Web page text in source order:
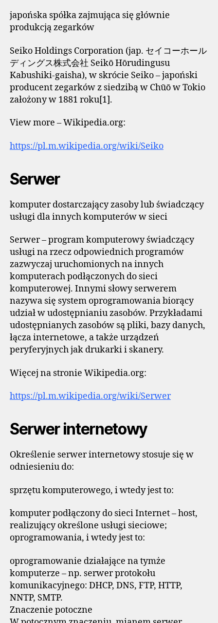
japońska spółka zajmująca się głównie
produkcją zegarków
Seiko Holdings Corporation (jap. セイコーホール
ディングス株式会社 Seikō Hōrudingusu
Kabushiki-gaisha), w skrócie Seiko – japoński
producent zegarków z siedzibą w Chūō w Tokio
założony w 1881 roku[1].
View more – Wikipedia.org:
https://pl.m.wikipedia.org/wiki/Seiko
Serwer
komputer dostarczający zasoby lub świadczący
usługi dla innych komputerów w sieci
Serwer – program komputerowy świadczący
usługi na rzecz odpowiednich programów
zazwyczaj uruchomionych na innych
komputerach podłączonych do sieci
komputerowej. Innymi słowy serwerem
nazywa się system oprogramowania biorący
udział w udostępnianiu zasobów. Przykładami
udostępnianych zasobów są pliki, bazy danych,
łącza internetowe, a także urządzeń
peryferyjnych jak drukarki i skanery.
Więcej na stronie Wikipedia.org:
https://pl.m.wikipedia.org/wiki/Serwer
Serwer internetowy
Określenie serwer internetowy stosuje się w
odniesieniu do:
sprzętu komputerowego, i wtedy jest to:
komputer podłączony do sieci Internet – host,
realizujący określone usługi sieciowe;
oprogramowania, i wtedy jest to:
oprogramowanie działające na tymże
komputerze – np. serwer protokołu
komunikacyjnego: DHCP, DNS, FTP, HTTP,
NNTP, SMTP.
Znaczenie potoczne